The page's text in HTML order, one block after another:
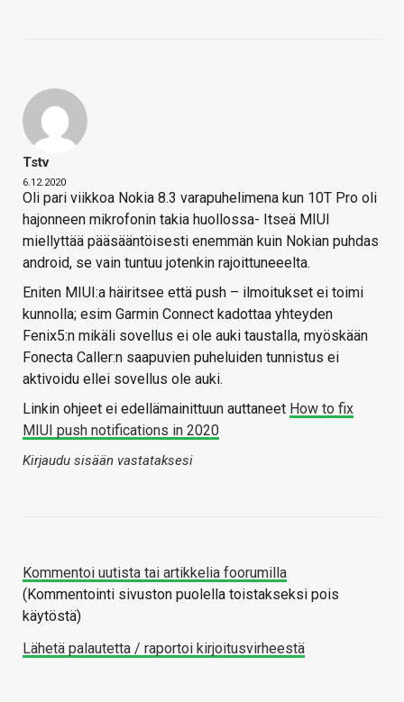
Tstv
6.12.2020
Oli pari viikkoa Nokia 8.3 varapuhelimena kun 10T Pro oli
hajonneen mikrofonin takia huollossa- Itseä MIUI
miellyttää pääsääntöisesti enemmän kuin Nokian puhdas
android, se vain tuntuu jotenkin rajoittuneeelta.
Eniten MIUI:a häiritsee että push – ilmoitukset ei toimi
kunnolla; esim Garmin Connect kadottaa yhteyden
Fenix5:n mikäli sovellus ei ole auki taustalla, myöskään
Fonecta Caller:n saapuvien puheluiden tunnistus ei
aktivoidu ellei sovellus ole auki.
Linkin ohjeet ei edellämainittuun auttaneet How to fix
MIUI push notifications in 2020
Kirjaudu sisään vastataksesi
Kommentoi uutista tai artikkelia foorumilla
(Kommentointi sivuston puolella toistakseksi pois
käytöstä)
Lähetä palautetta / raportoi kirjoitusvirheestä